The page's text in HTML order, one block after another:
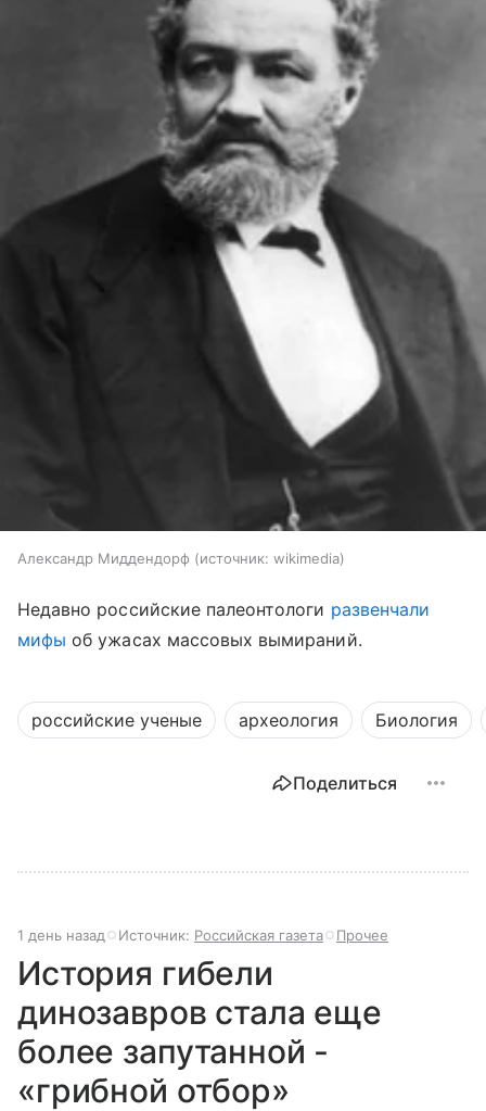
Александр Миддендорф источник: wikimedia
Недавно российские палеонтологи развенчали
мифы об ужасах массовых вымираний.
российские ученые археология Биология
Поделиться
1 день назад Источник: Российская газета Прочее
История гибели
динозавров стала еще
более запутанной -
«грибной отбор»